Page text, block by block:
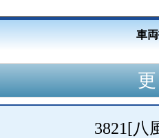
車
3821[八